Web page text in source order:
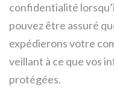
confidentialité
pouvez être assuré
expédierons votre
veillant à ce que vos
protégées.